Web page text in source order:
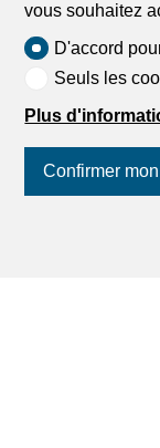
vous souhaitez
D'accord
Seuls les
Plus
Confirmer